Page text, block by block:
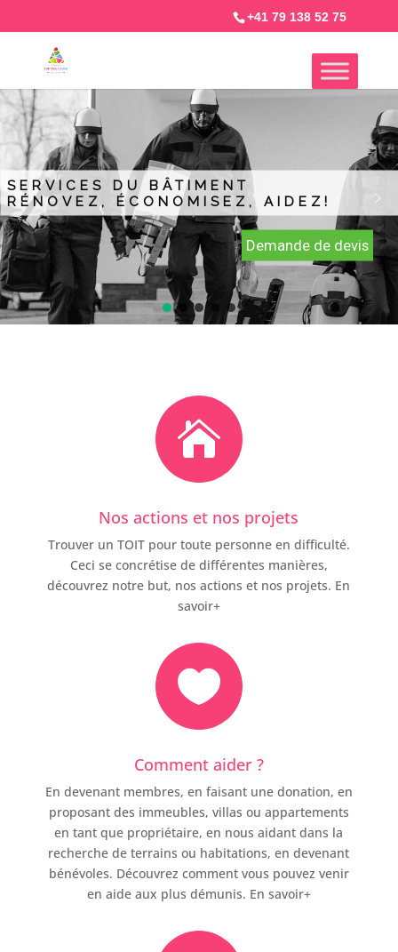
+41 79 138 52 75
SERVICES DU BÂTIMENT
RÉNOVEZ, ÉCONOMISEZ, AIDEZ!
Demande de devis

Nos actions et nos projets
Trouver un TOIT pour toute personne en difficulté.
Ceci se concrétise de différentes manières,
découvrez notre but, nos actions et nos projets. En
savoir+

Comment aider ?
En devenant membres, en faisant une donation, en
proposant des immeubles, villas ou appartements
en tant que propriétaire, en nous aidant dans la
recherche de terrains ou habitations, en devenant
bénévoles. Découvrez comment vous pouvez venir
en aide aux plus démunis. En savoir+